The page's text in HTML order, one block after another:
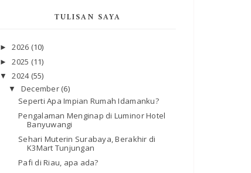
TULISAN SAYA
►2026 (10)
►2025 (11)
▼2024 (55)
▼ December (6)
Seperti Apa Impian Rumah Idamanku?
Pengalaman Menginap di Luminor Hotel
Banyuwangi
Sehari Muterin Surabaya, Berakhir di
K3Mart Tunjungan
Pafi di Riau, apa ada?